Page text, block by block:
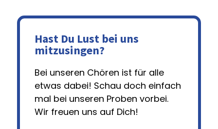
Hast Du Lust bei uns
mitzusingen?
Bei unseren Chören ist für alle
etwas dabei! Schau doch einfach
mal bei unseren Proben vorbei.
Wir freuen uns auf Dich!